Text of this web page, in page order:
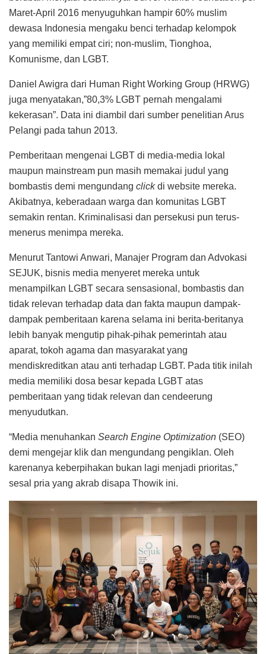
Maret-April 2016 menyuguhkan hampir 60% muslim
dewasa Indonesia mengaku benci terhadap kelompok
yang memiliki empat ciri; non-muslim, Tionghoa,
Komunisme, dan LGBT.
Daniel Awigra dari Human Right Working Group (HRWG)
juga menyatakan,”80,3% LGBT pernah mengalami
kekerasan”. Data ini diambil dari sumber penelitian Arus
Pelangi pada tahun 2013.
Pemberitaan mengenai LGBT di media-media lokal
maupun mainstream pun masih memakai judul yang
bombastis demi mengundang clickdi website mereka.
Akibatnya, keberadaan warga dan komunitas LGBT
semakin rentan. Kriminalisasi dan persekusi pun terus-
menerus menimpa mereka.
Menurut Tantowi Anwari, Manajer Program dan Advokasi
SEJUK, bisnis media menyeret mereka untuk
menampilkan LGBT secara sensasional, bombastis dan
tidak relevan terhadap data dan fakta maupun dampak-
dampak pemberitaan karena selama ini berita-beritanya
lebih banyak mengutip pihak-pihak pemerintah atau
aparat, tokoh agama dan masyarakat yang
mendiskreditkan atau anti terhadap LGBT. Pada titik inilah
media memiliki dosa besar kepada LGBT atas
pemberitaan yang tidak relevan dan cendeerung
menyudutkan.
“Media menuhankan Search Engine Optimization (SEO)
demi mengejar klik dan mengundang pengiklan. Oleh
karenanya keberpihakan bukan lagi menjadi prioritas,”
sesal pria yang akrab disapa Thowik ini.